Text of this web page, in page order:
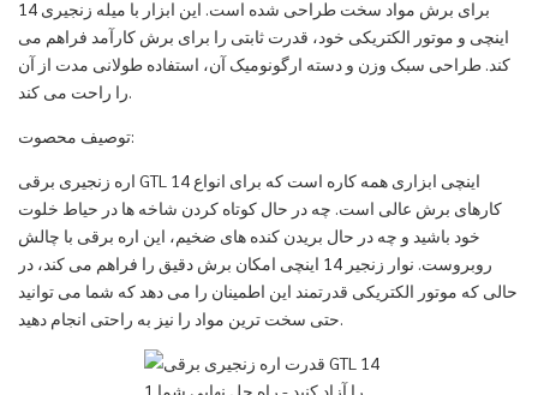
برای برش مواد سخت طراحی شده است. این ابزار با میله زنجیری 14
اینچی و موتور الکتریکی خود، قدرت ثابتی را برای برش کارآمد فراهم می
کند. طراحی سبک وزن و دسته ارگونومیک آن، استفاده طولانی مدت از آن
را راحت می کند.
توصیف محصوت:
اره زنجیری برقی GTL 14 اینچی ابزاری همه کاره است که برای انواع
کارهای برش عالی است. چه در حال کوتاه کردن شاخه ها در حیاط خلوت
خود باشید و چه در حال بریدن کنده های ضخیم، این اره برقی با چالش
روبروست. نوار زنجیر 14 اینچی امکان برش دقیق را فراهم می کند، در
حالی که موتور الکتریکی قدرتمند این اطمینان را می دهد که شما می توانید
حتی سخت ترین مواد را نیز به راحتی انجام دهید.